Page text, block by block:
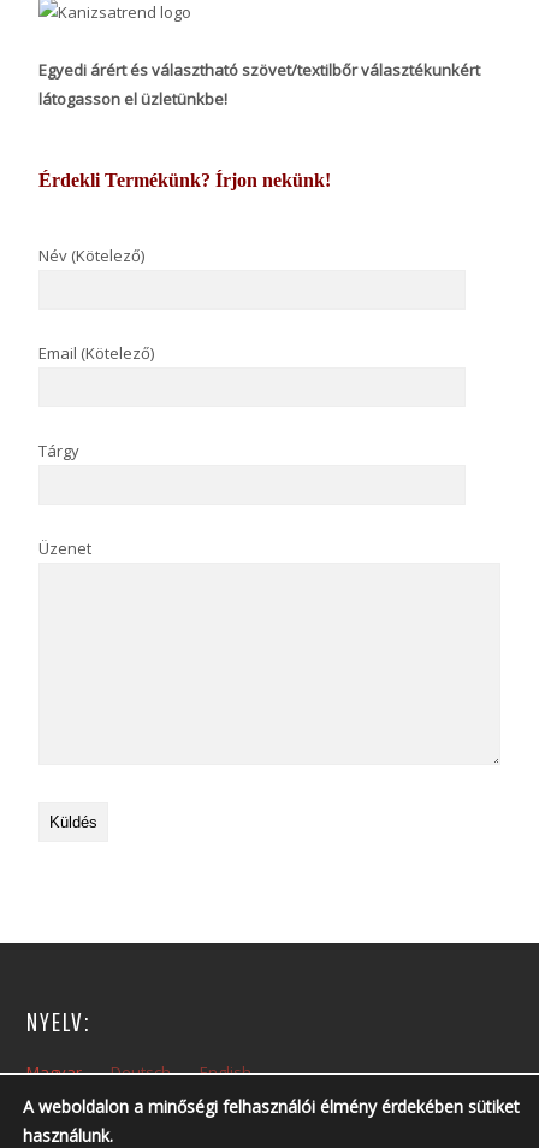
Egyedi árért és választható szövet/textilbőr választékunkért
látogasson el üzletünkbe!
Érdekli Termékünk? Írjon nekünk!
Név (Kötelező)
Email (Kötelező)
Tárgy
Üzenet
NYELV:
Magyar Deutsch English
A weboldalon a minőségi felhasználói élmény érdekében sütiket
használunk.